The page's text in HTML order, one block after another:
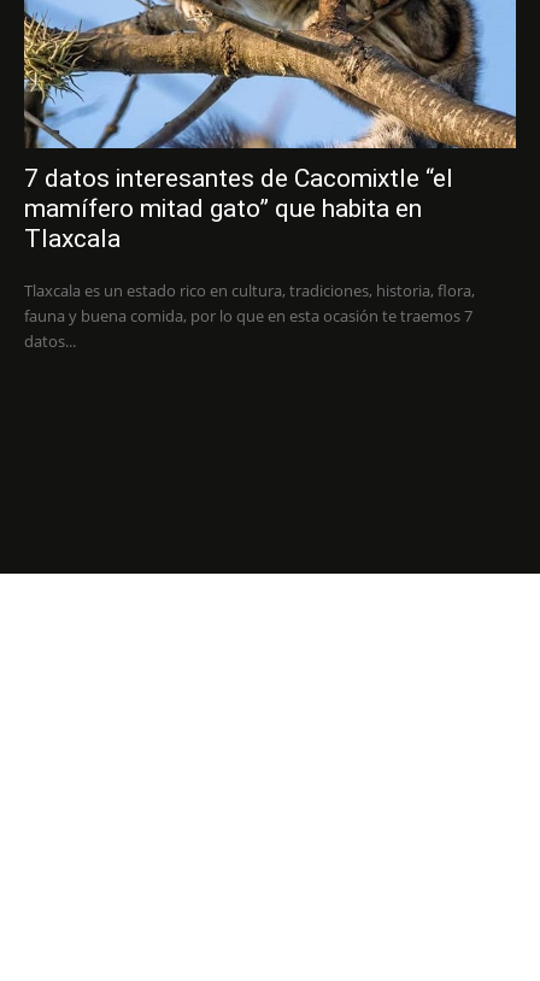
7 datos interesantes de Cacomixtle “el
mamífero mitad gato” que habita en
Tlaxcala
Tlaxcala es un estado rico en cultura, tradiciones, historia, flora,
fauna y buena comida, por lo que en esta ocasión te traemos 7
datos...